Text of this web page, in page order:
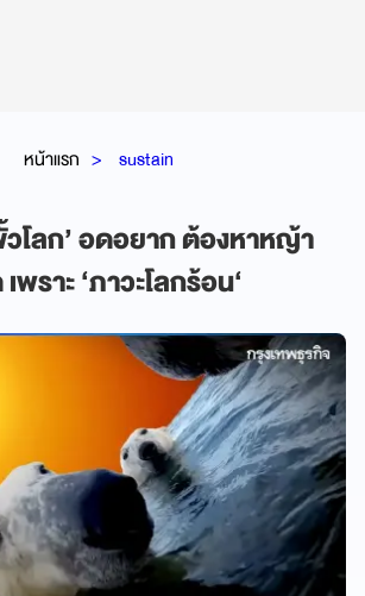
หน้าแรก sustain
โลก’ อดอยาก ต้องหาหญ้า
ราะ ‘ภาวะโลกร้อน‘